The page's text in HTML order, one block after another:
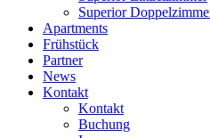
Superior
Apartments
Frühstück
Partner
News
Kontakt
Kontakt
Buchung